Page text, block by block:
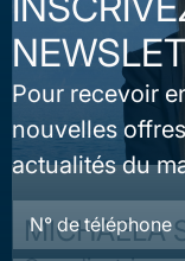
MICHAELA
Pour recevoir
nouvelles
actualités du
*
E
T
l